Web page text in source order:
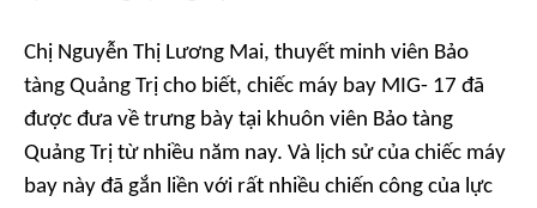
Chị Nguyễn Thị Lương Mai, thuyết minh viên Bảo
tàng Quảng Trị cho biết, chiếc máy bay MIG- 17 đã
được đưa về trưng bày tại khuôn viên Bảo tàng
Quảng Trị từ nhiều năm nay. Và lịch sử của chiếc máy
bay này đã gắn liền với rất nhiều chiến công của lực